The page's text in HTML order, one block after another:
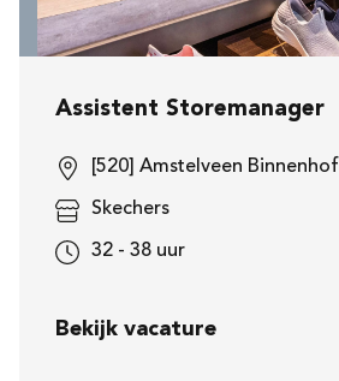
Assistent Storemanager
[520] Amstelveen Binnenhof
Skechers
32 - 38 uur
Bekijk vacature